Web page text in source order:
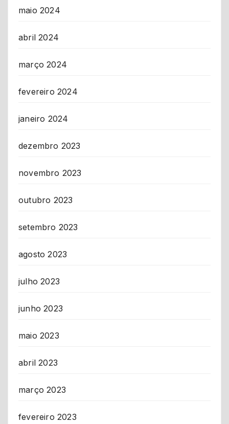
maio 2024
abril 2024
março 2024
fevereiro 2024
janeiro 2024
dezembro 2023
novembro 2023
outubro 2023
setembro 2023
agosto 2023
julho 2023
junho 2023
maio 2023
abril 2023
março 2023
fevereiro 2023